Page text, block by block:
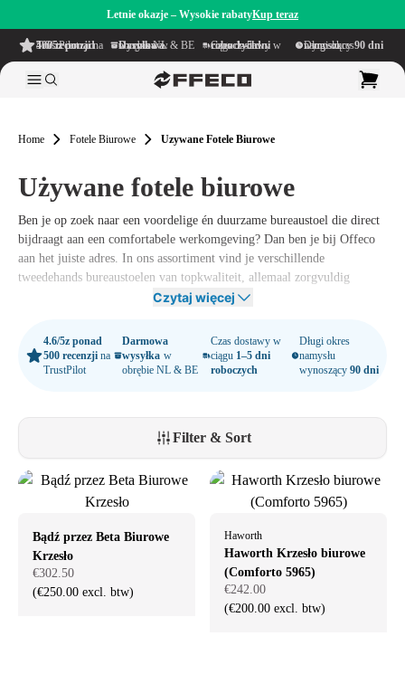
Letnie okazje – Wysokie rabatyKup teraz
4.6/5
z ponad 500 recenzji
na TrustPilot Darmowa wysyłka
w obrębie NL & BE Czas dostawy w ciągu
1–5 dni roboczych Długi okres namysłu wynoszący90 dni
Home Fotele Biurowe Uzywane Fotele Biurowe
Używane fotele biurowe
Ben je op zoek naar een voordelige én duurzame bureaustoel die direct
bijdraagt aan een comfortabele werkomgeving? Dan ben je bij Offeco
aan het juiste adres. In ons assortiment vind je verschillende
tweedehands bureaustoelen van topkwaliteit, allemaal zorgvuldig
meerdere bureaustoelen zoekt voor je bedrijf, wij helpen je graag bij
het vinden van de perfecte tweedehands bureaustoel. Zo profiteer je van
Czytaj więcej
4.6/5z ponad
500 recenzji na
TrustPilot
Darmowa
wysyłka w
obrębie NL & BE
Czas dostawy w
ciągu 1–5 dni
roboczych
Długi okres
namysłu
wynoszący90 dni
Filter & Sort
Bądź przez Beta Biurowe
Krzesło
€302.50
(€250.00 excl. btw)
Haworth
Haworth Krzesło biurowe
(Comforto 5965)
€242.00
(€200.00 excl. btw)